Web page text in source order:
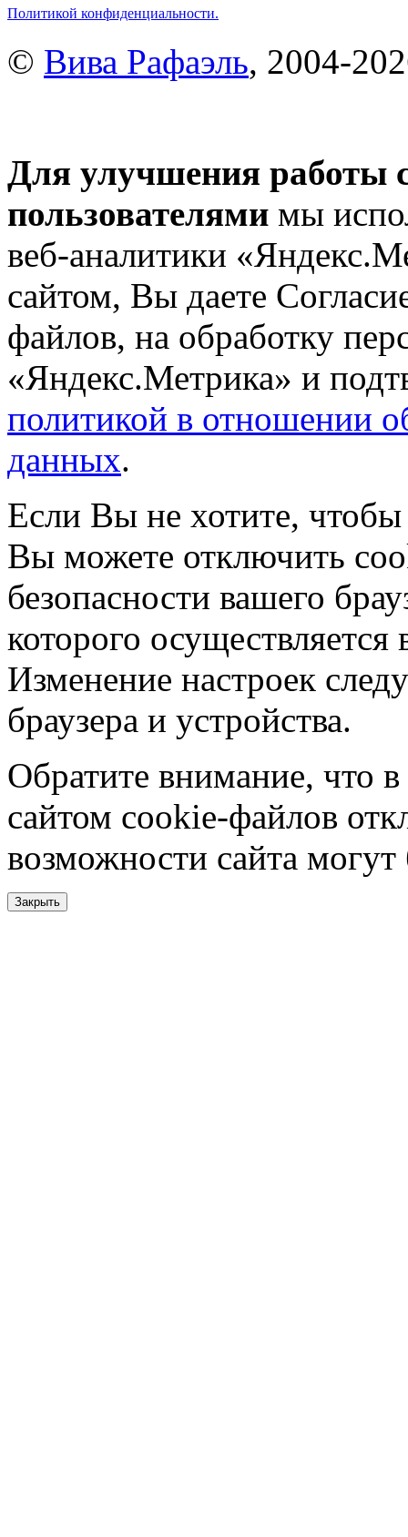
Политикой конфиденциальности.
© Вива Рафаэль, 2004-
Для улучшения работы
пользователями мы
веб-аналитики
сайтом, Вы даете
файлов, на обработку
«Яндекс.Метрика» и
политикой в отношении
данных.
Если Вы не хотите,
Вы можете отключить
безопасности вашего
которого
Изменение настроек
браузера и устройства.
Обратите внимание, что в
сайтом cookie-файлов
возможности сайта
Закрыть